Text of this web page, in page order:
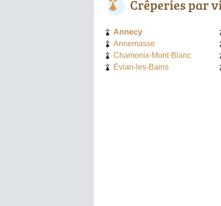
Crêperies par
Annecy
Annemasse
Chamonix-Mont-Blanc
Évian-les-Bains